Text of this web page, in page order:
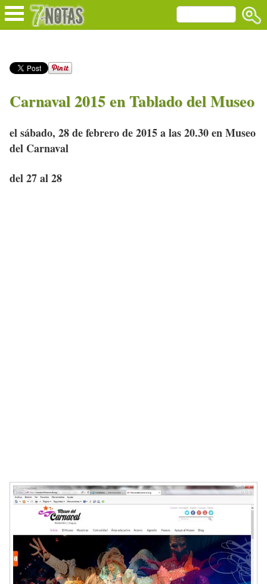
Carnaval 2015 en Tablado del Museo
el sábado, 28 de febrero de 2015 a las 20.30 en Museo
del Carnaval
del 27 al 28